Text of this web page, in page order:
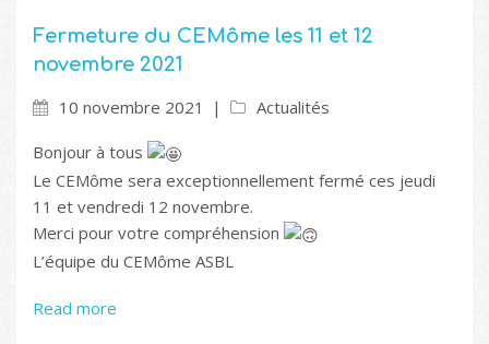
Fermeture du CEMôme les 11 et 12
novembre 2021
10 novembre 2021
Actualités
Bonjour à tous
Le CEMôme sera exceptionnellement fermé ces jeudi
11 et vendredi 12 novembre.
Merci pour votre compréhension
L’équipe du CEMôme ASBL
Read more